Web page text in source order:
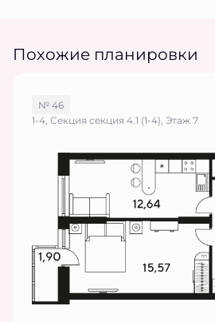
Похожие планировки
№ 46
1-4, Секция секция 4.1 (1-4), Этаж 7